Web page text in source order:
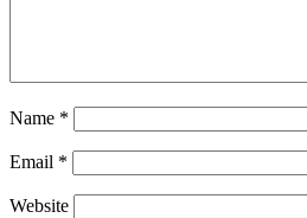
Name *
Email *
Website